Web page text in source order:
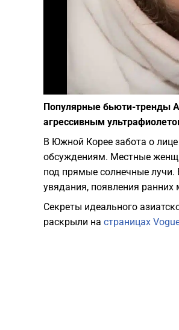
Популярные бьюти-тренды
агрессивным
В Южной Корее забота о
обсуждениям. Местные
под прямые солнечные лучи.
увядания, появления
Секреты идеального
раскрыли на страницах